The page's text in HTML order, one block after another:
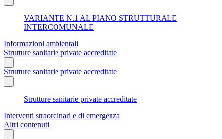
VARIANTE N.1 AL PIANO STRUTTURALE
INTERCOMUNALE
Informazioni ambientali
Strutture sanitarie private accreditate
Strutture sanitarie private accreditate
Strutture sanitarie private accreditate
Interventi straordinari e di emergenza
Altri contenuti